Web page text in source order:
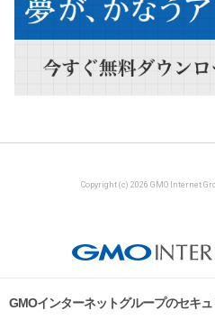
Copyright (c) 2026 GMO Internet
GMOインターネットグループのセキ